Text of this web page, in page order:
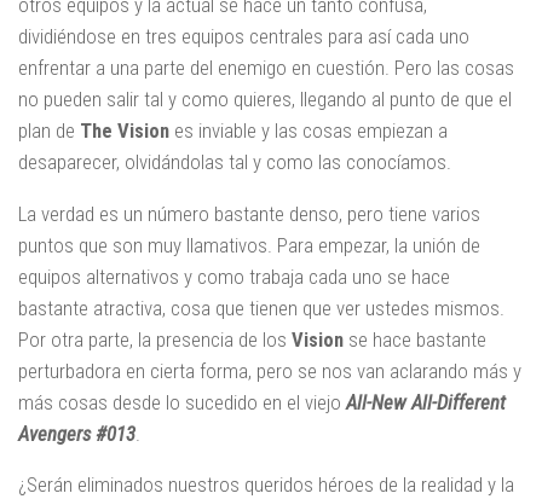
otros equipos y la actual se hace un tanto confusa,
dividiéndose en tres equipos centrales para así cada uno
enfrentar a una parte del enemigo en cuestión. Pero las cosas
no pueden salir tal y como quieres, llegando al punto de que el
plan de The Vision es inviable y las cosas empiezan a
desaparecer, olvidándolas tal y como las conocíamos.
La verdad es un número bastante denso, pero tiene varios
puntos que son muy llamativos. Para empezar, la unión de
equipos alternativos y como trabaja cada uno se hace
bastante atractiva, cosa que tienen que ver ustedes mismos.
Por otra parte, la presencia de los Vision se hace bastante
perturbadora en cierta forma, pero se nos van aclarando más y
más cosas desde lo sucedido en el viejo All-New All-Different
Avengers #013
¿Serán eliminados nuestros queridos héroes de la realidad y la